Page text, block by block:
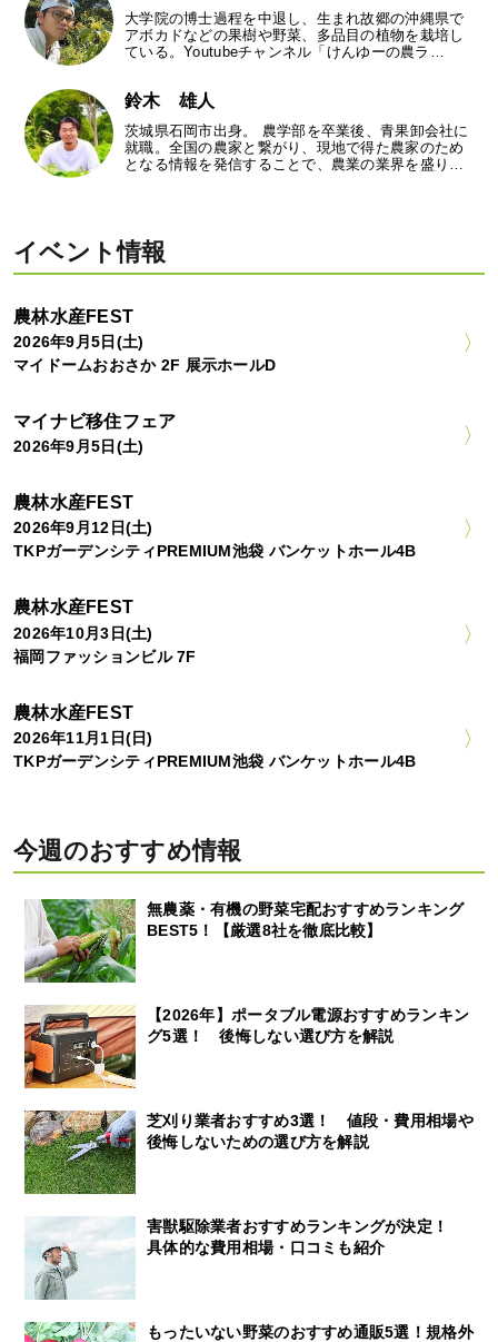
大学院の博士過程を中退し、生まれ故郷の沖縄県で
アボカドなどの果樹や野菜、多品目の植物を栽培し
ている。Youtubeチャンネル「けんゆーの農ラ…
鈴木 雄人
茨城県石岡市出身。 農学部を卒業後、青果卸会社に
就職。全国の農家と繋がり、現地で得た農家のため
となる情報を発信することで、農業の業界を盛り…
イベント情報
農林水産FEST
2026年9月5日(土)
マイドームおおさか 2F 展示ホールD
マイナビ移住フェア
2026年9月5日(土)
農林水産FEST
2026年9月12日(土)
TKPガーデンシティPREMIUM池袋 バンケットホール4B
農林水産FEST
2026年10月3日(土)
福岡ファッションビル 7F
農林水産FEST
2026年11月1日(日)
TKPガーデンシティPREMIUM池袋 バンケットホール4B
今週のおすすめ情報
無農薬・有機の野菜宅配おすすめランキング
BEST5！【厳選8社を徹底比較】
【2026年】ポータブル電源おすすめランキン
グ5選！ 後悔しない選び方を解説
芝刈り業者おすすめ3選！ 値段・費用相場や
後悔しないための選び方を解説
害獣駆除業者おすすめランキングが決定！
具体的な費用相場・口コミも紹介
もったいない野菜のおすすめ通販5選！規格外